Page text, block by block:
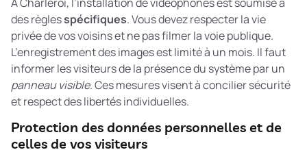
des règlesspécifiques. Vous devez respecter la vie
privée de vos voisins et ne pas filmer la voie publique.
L’enregistrement des images est limité à un mois. Il faut
informer les visiteurs de la présence du système par un
panneau visible. Ces mesures visent à concilier sécurité
et respect des libertés individuelles.
Protection des données personnelles et de
celles de vos visiteurs